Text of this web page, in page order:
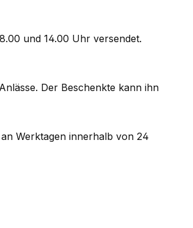
und 14.00 Uhr versendet.
Der Beschenkte kann ihn
Werktagen innerhalb von 24